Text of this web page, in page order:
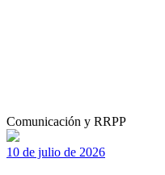
Comunicación y RRPP
10 de julio de 2026